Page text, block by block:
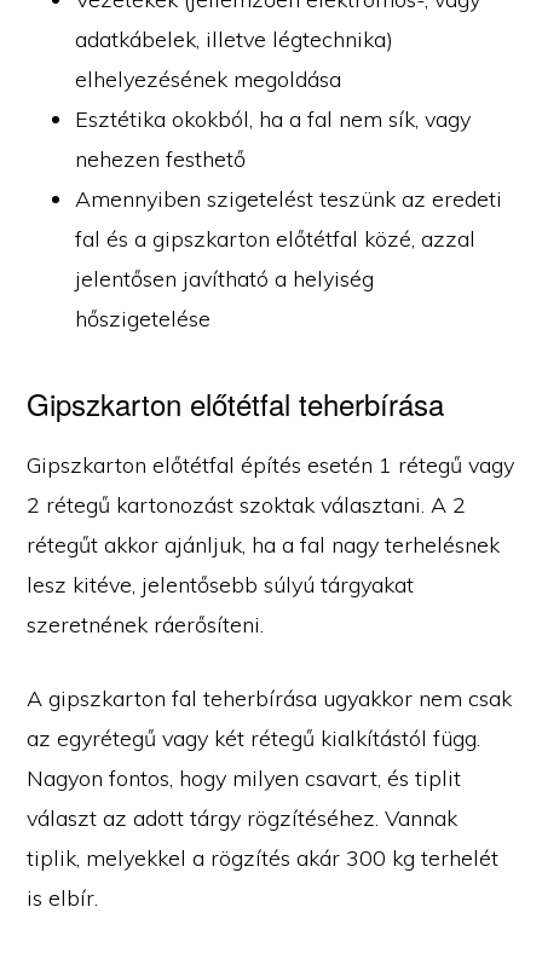
adatkábelek, illetve légtechnika)
elhelyezésének megoldása
Esztétika okokból, ha a fal nem sík, vagy
nehezen festhető
Amennyiben szigetelést teszünk az eredeti
fal és a gipszkarton előtétfal közé, azzal
jelentősen javítható a helyiség
hőszigetelése
Gipszkarton előtétfal teherbírása
Gipszkarton előtétfal építés esetén 1 rétegű vagy
2 rétegű kartonozást szoktak választani. A 2
rétegűt akkor ajánljuk, ha a fal nagy terhelésnek
lesz kitéve, jelentősebb súlyú tárgyakat
szeretnének ráerősíteni.
A gipszkarton fal teherbírása ugyakkor nem csak
az egyrétegű vagy két rétegű kialkítástól függ.
Nagyon fontos, hogy milyen csavart, és tiplit
választ az adott tárgy rögzítéséhez. Vannak
tiplik, melyekkel a rögzítés akár 300 kg terhelét
is elbír.